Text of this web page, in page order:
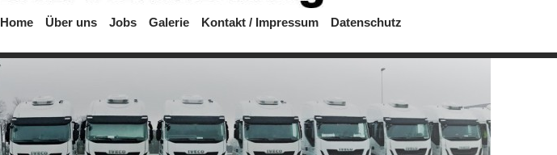
Home Über uns Jobs Galerie Kontakt / Impressum Datenschutz